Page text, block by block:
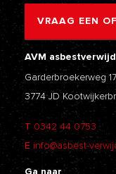
VRAAG EEN
AVM
Garderbroekerweg
3774 JD
T 0342 44 0753
E info@asbest-